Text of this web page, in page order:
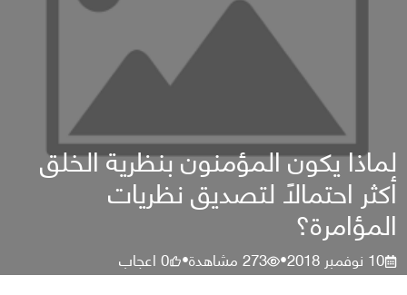
لماذا يكون المؤمنون بنظرية الخلق
أكثر احتمالًا لتصديق نظريات
المؤامرة؟
10 نوفمبر 2018 •
273مشاهدة•
0اعجاب